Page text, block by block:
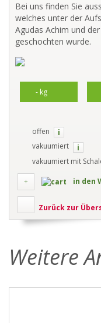
Bei uns finden Sie
welches unter der
Agudas Achim und
geschochten wurde.
offen
i
vakuumiert
i
vakuumiert mit
in den
Zurück zur
Weitere